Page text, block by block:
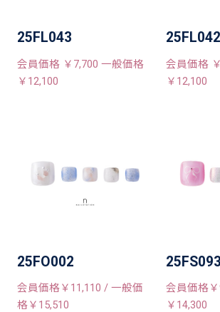
25FL043
会員価格 ￥7,700 一般価格
￥12,100
25FL042
会員価格
￥12,100
25FO002
会員価格￥11,110 / 一般価
格￥15,510
25FS093
会員価格
￥14,300